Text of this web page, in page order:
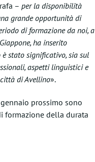
– per la disponibilità
grande opportunità di
di formazione da noi, a
ha inserito
stato significativo, sia sul
aspetti linguistici e
di Avellino».
prossimo sono
formazione della durata